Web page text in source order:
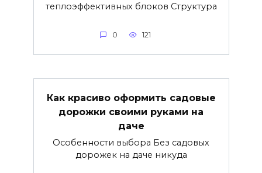
теплоэффективных блоков Структура
0 121
Как красиво оформить садовые
дорожки своими руками на
даче
Особенности выбора Без садовых
дорожек на даче никуда